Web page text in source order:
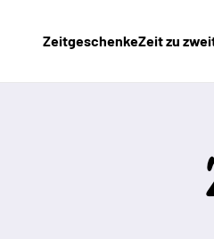
ZeitgeschenkeZeit zu